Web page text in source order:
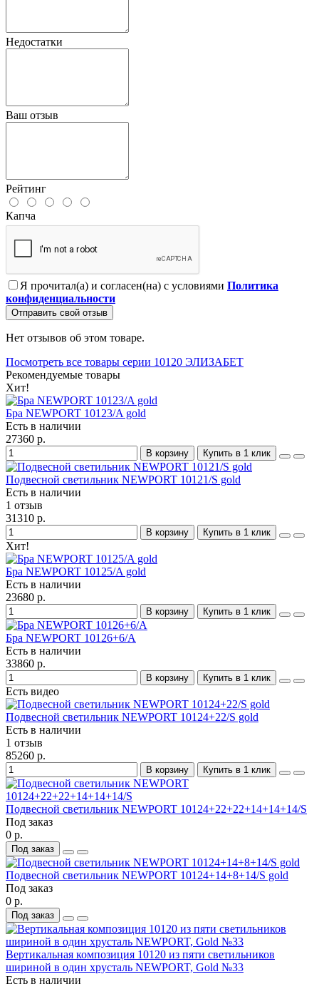
Недостатки
Ваш отзыв
Рейтинг
Капча
Я прочитал(а) и согласен(на) с условиями Политика
конфиденциальности
Отправить свой отзыв
Нет отзывов об этом товаре.
Посмотреть все товары серии 10120 ЭЛИЗАБЕТ
Рекомендуемые товары
Хит!
Бра NEWPORT 10123/A gold
Есть в наличии
27360 р.
В корзину Купить в 1 клик
Подвесной светильник NEWPORT 10121/S gold
Есть в наличии
1 отзыв
31310 р.
В корзину Купить в 1 клик
Хит!
Бра NEWPORT 10125/A gold
Есть в наличии
23680 р.
В корзину Купить в 1 клик
Бра NEWPORT 10126+6/A
Есть в наличии
33860 р.
В корзину Купить в 1 клик
Есть видео
Подвесной светильник NEWPORT 10124+22/S gold
Есть в наличии
1 отзыв
85260 р.
В корзину Купить в 1 клик
Подвесной светильник NEWPORT 10124+22+22+14+14+14/S
Под заказ
0 р.
Под заказ
Подвесной светильник NEWPORT 10124+14+8+14/S gold
Под заказ
0 р.
Под заказ
Вертикальная композиция 10120 из пяти светильников
шириной в один хрусталь NEWPORT, Gold №33
Есть в наличии